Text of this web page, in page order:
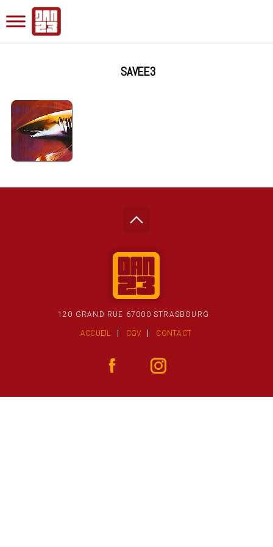
SAVEE3
120 GRAND RUE 67000 STRASBOURG
ACCUEIL CGV CONTACT